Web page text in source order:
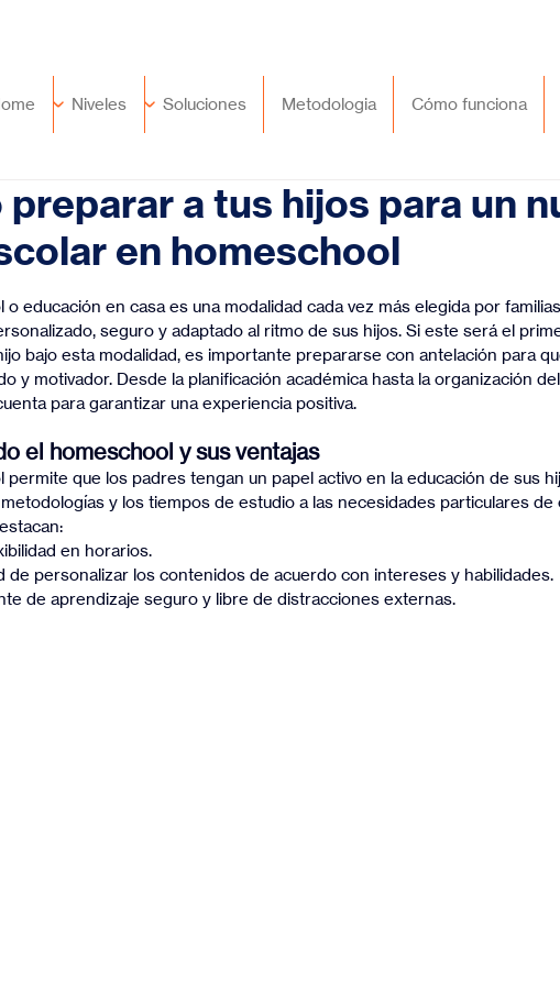
Niveles Soluciones Metodologia Cómo funciona
preparar a tus hijos para un
en homeschool
de 5 estrellas.
o educación en casa es una modalidad cada vez más elegida por
seguro y adaptado al ritmo de sus hijos. Si este será el
bajo esta modalidad, es importante prepararse con antelación para
y motivador. Desde la planificación académica hasta la organización
para garantizar una experiencia positiva.
el homeschool y sus ventajas
permite que los padres tengan un papel activo en la educación de sus
y los tiempos de estudio a las necesidades particulares de
en horarios.
de personalizar los contenidos de acuerdo con intereses y habilidades.
de aprendizaje seguro y libre de distracciones externas.